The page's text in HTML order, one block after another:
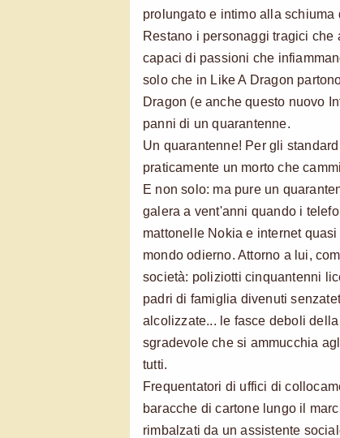
prolungato e intimo alla schiuma
Restano i personaggi tragici che
capaci di passioni che
solo che in Like A Dragon
Dragon (e anche questo nuovo
panni di un quarantenne.
Un quarantenne! Per gli
praticamente un morto che
E non solo: ma pure un
galera a vent'anni quando i
mattonelle Nokia e internet
mondo odierno. Attorno a lui,
società: poliziotti cinquantenni
padri di famiglia divenuti
alcolizzate... le fasce deboli
sgradevole che si ammucchia
tutti.
Frequentatori di uffici di
baracche di cartone lungo il
rimbalzati da un assistente